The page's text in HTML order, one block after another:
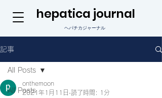
hepatica journal
ヘパチカジャーナル
記事
All Posts
All Posts
onthemoon
2021年1月11日 読了時間: 1分